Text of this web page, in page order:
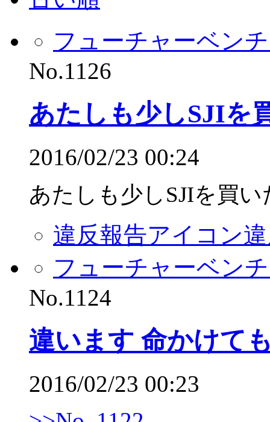
フューチャーベン
No.1126
あたしも少しSJIを
2016/02/23 00:24
あたしも少しSJIを買
違反報告アイコン
フューチャーベン
No.1124
違います 命かけて
2016/02/23 00:23